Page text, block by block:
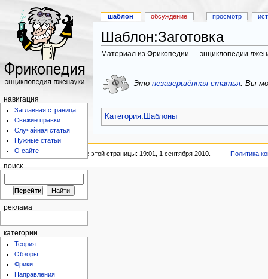
Шаблон:Заготовка
Материал из Фрикопедии — энциклопедии
Это незавершённая статья. Вы
Категория: Шаблоны
шаблон обсуждение просмотр
навигация
Заглавная страница
Свежие правки
Случайная статья
Нужные статьи
О сайте
поиск
реклама
категории
Теория
Обзоры
Фрики
Направления
Последнее изменение этой страницы: 19:01, 1 сентября 2010. Политика